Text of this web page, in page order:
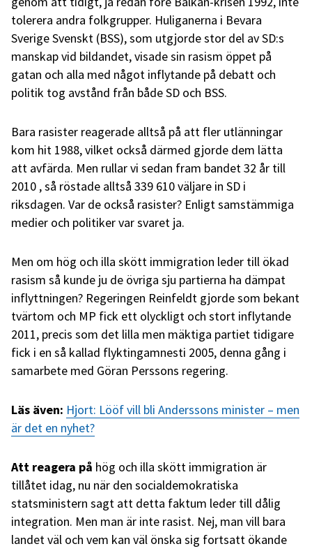
tolerera andra folkgrupper. Huliganerna i Bevara
Sverige Svenskt (BSS), som utgjorde stor del av SD:s
manskap vid bildandet, visade sin rasism öppet på
gatan och alla med något inflytande på debatt och
politik tog avstånd från både SD och BSS.
Bara rasister reagerade alltså på att fler utlänningar
kom hit 1988, vilket också därmed gjorde dem lätta
att avfärda. Men rullar vi sedan fram bandet 32 år till
2010 , så röstade alltså 339 610 väljare in SD i
riksdagen. Var de också rasister? Enligt samstämmiga
medier och politiker var svaret ja.
Men om hög och illa skött immigration leder till ökad
rasism så kunde ju de övriga sju partierna ha dämpat
inflyttningen? Regeringen Reinfeldt gjorde som bekant
tvärtom och MP fick ett olyckligt och stort inflytande
2011, precis som det lilla men mäktiga partiet tidigare
fick i en så kallad flyktingamnesti 2005, denna gång i
samarbete med Göran Perssons regering.
Läs även: Hjort: Lööf vill bli Anderssons minister – men
är det en nyhet?
Att reagera på hög och illa skött immigration är
tillåtet idag, nu när den socialdemokratiska
statsministern sagt att detta faktum leder till dålig
integration. Men man är inte rasist. Nej, man vill bara
landet väl och vem kan väl önska sig fortsatt ökande